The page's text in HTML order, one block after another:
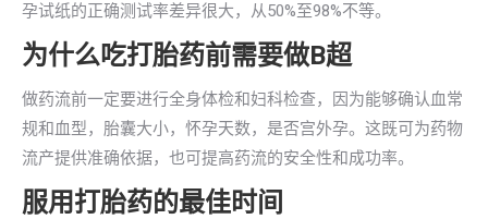
孕试纸的正确测试率差异很大，从50%至98%不等。
为什么吃打胎药前需要做B超
做药流前一定要进行全身体检和妇科检查，因为能够确认血常
规和血型，胎囊大小，怀孕天数，是否宫外孕。这既可为药物
流产提供准确依据，也可提高药流的安全性和成功率。
服用打胎药的最佳时间